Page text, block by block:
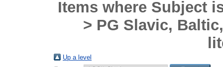
Items where Subject
> PG Slavic,
Up a level